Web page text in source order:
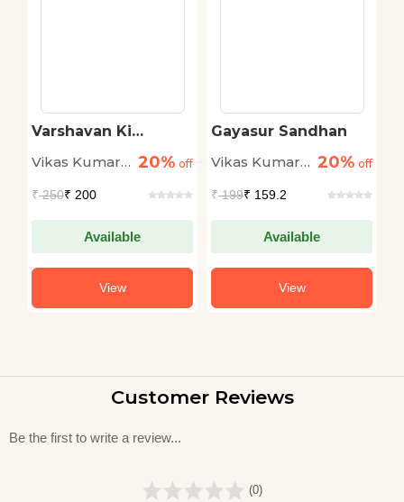
Varshavan Ki
Vikas Kumar
20% off
₹250₹ 200
Available
View
Gayasur Sandhan
Vikas Kumar
20% off
₹199₹ 159.2
Available
View
Customer Reviews
Be the first to write a review...
(0)